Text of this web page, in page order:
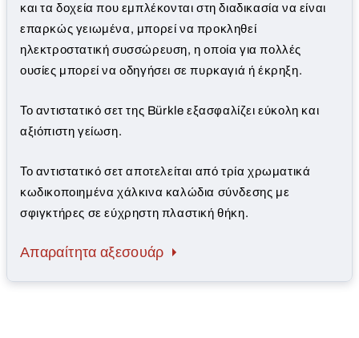
και τα δοχεία που εμπλέκονται στη διαδικασία να είναι
επαρκώς γειωμένα, μπορεί να προκληθεί
ηλεκτροστατική συσσώρευση, η οποία για πολλές
ουσίες μπορεί να οδηγήσει σε πυρκαγιά ή έκρηξη.
Το αντιστατικό σετ της Bürkle εξασφαλίζει εύκολη και
αξιόπιστη γείωση.
Το αντιστατικό σετ αποτελείται από τρία χρωματικά
κωδικοποιημένα χάλκινα καλώδια σύνδεσης με
σφιγκτήρες σε εύχρηστη πλαστική θήκη.
Απαραίτητα αξεσουάρ